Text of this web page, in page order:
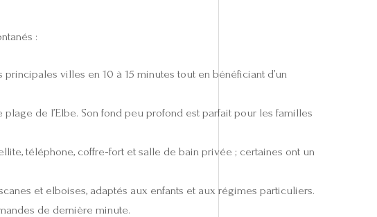
:
villes en 10 à 15 minutes tout en bénéficiant d’un
de l’Elbe. Son fond peu profond est parfait pour les familles
téléphone, coffre‑fort et salle de bain privée ; certaines ont un
et elboises, adaptés aux enfants et aux régimes particuliers.
de dernière minute.